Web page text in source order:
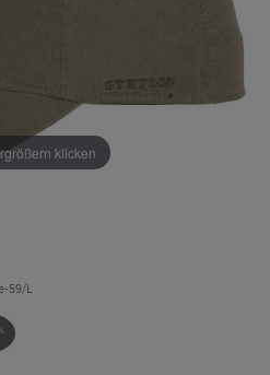
klicken
59/L